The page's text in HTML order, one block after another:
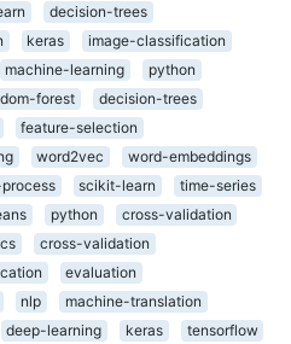
decision-trees
keras
image-classification
machine-learning
python
forest
decision-trees
feature-selection
word2vec
word-embeddings
scikit-learn
time-series
python
cross-validation
cross-validation
evaluation
nlp
machine-translation
deep-learning keras
tensorflow